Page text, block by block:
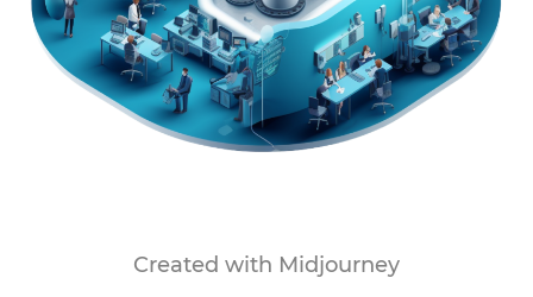
Created with Midjourney